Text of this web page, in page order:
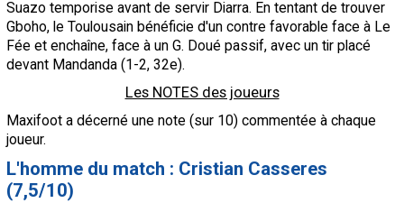
Suazo temporise avant de servir Diarra. En tentant de trouver
Gboho, le Toulousain bénéficie d'un contre favorable face à Le
Fée et enchaîne, face à un G. Doué passif, avec un tir placé
devant Mandanda (1-2, 32e).
Les NOTES des joueurs
Maxifoot a décerné une note (sur 10) commentée à chaque
joueur.
L'homme du match : Cristian Casseres
(7,5/10)